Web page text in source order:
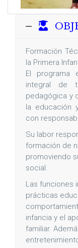
Formación
la Primera
El programa
integral de
pedagógica y
la educación
con
Su labor
formación de
promoviendo
social.
Las funciones
prácticas
infancia y el
familiar.